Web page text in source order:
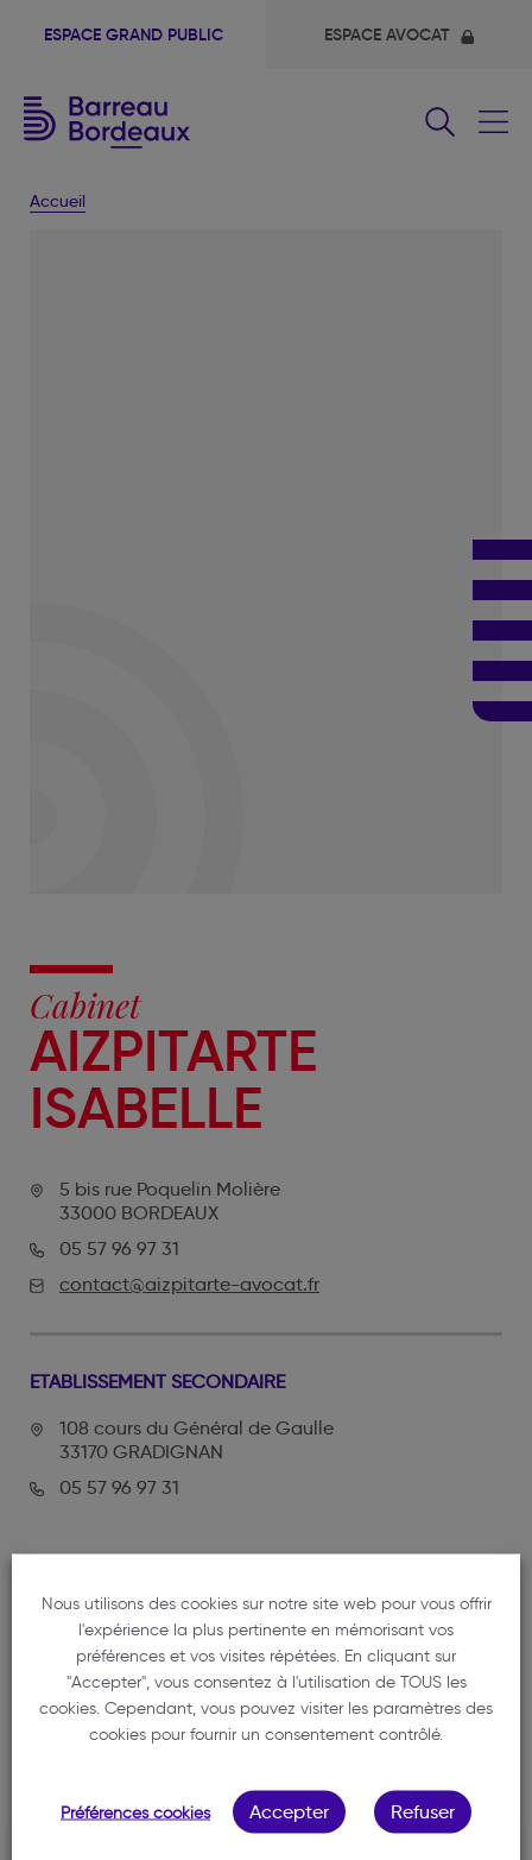
ESPACE GRAND PUBLIC ESPACE AVOCAT
Accueil
Cabinet
AIZPITARTE
ISABELLE
5 bis rue Poquelin Molière
33000 BORDEAUX
05 57 96 97 31
contact@aizpitarte-avocat.fr
ETABLISSEMENT SECONDAIRE
108 cours du Général de Gaulle
33170 GRADIGNAN
05 57 96 97 31
NOS MEMBRES
Nous utilisons des cookies sur notre site web pour vous offrir
l'expérience la plus pertinente en mémorisant vos
préférences et vos visites répétées. En cliquant sur
"Accepter", vous consentez à l'utilisation de TOUS les
cookies. Cependant, vous pouvez visiter les paramètres des
cookies pour fournir un consentement contrôlé.
Préférences cookies Accepter Refuser